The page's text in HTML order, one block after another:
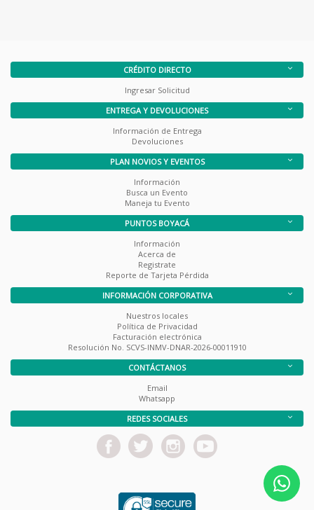
CRÉDITO DIRECTO
Ingresar Solicitud
ENTREGA Y DEVOLUCIONES
Información de Entrega
Devoluciones
PLAN NOVIOS Y EVENTOS
Información
Busca un Evento
Maneja tu Evento
PUNTOS BOYACÁ
Información
Acerca de
Registrate
Reporte de Tarjeta Pérdida
INFORMACIÓN CORPORATIVA
Nuestros locales
Política de Privacidad
Facturación electrónica
Resolución No. SCVS-INMV-DNAR-2026-00011910
CONTÁCTANOS
Email
Whatsapp
REDES SOCIALES